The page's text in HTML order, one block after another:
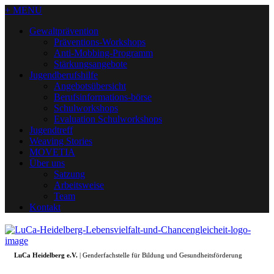
+ MENU
Gewaltprävention
Präventions-Workshops
Anti-Mobbing-Programm
Stärkungsangebote
Jugendberufshilfe
Angebotsübersicht
Berufsinformations-börse
Schulworkshops
Evaluation Schulworkshops
Jugendtreff
Weaving Stories
MOVETIA
Über uns
Satzung
Arbeitsweise
Team
Kontakt
LuCa Heidelberg e.V. | Genderfachstelle für Bildung und Gesundheitsförderung